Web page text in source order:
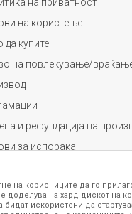
на користење
да купите
на повлекување/
и рефундација на
за испорака
на корисниците да го
доделува на хард дискот на
искористени да